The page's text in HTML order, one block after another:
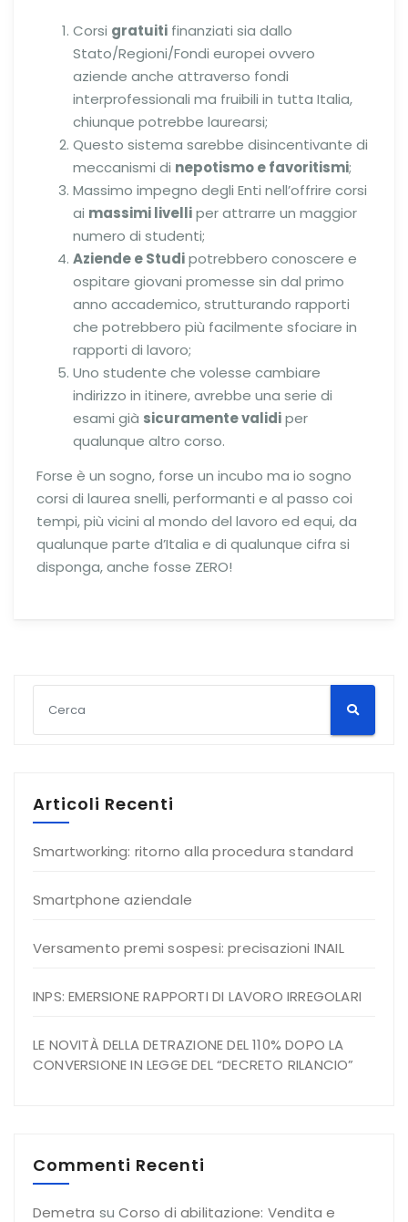
Corsi gratuiti finanziati sia dallo
Stato/Regioni/Fondi europei ovvero
aziende anche attraverso fondi
interprofessionali ma fruibili in tutta Italia,
chiunque potrebbe laurearsi;
Questo sistema sarebbe disincentivante di
meccanismi di nepotismo e favoritismi;
Massimo impegno degli Enti nell’offrire corsi
ai massimi livelliper attrarre un maggior
numero di studenti;
Aziende e Studipotrebbero conoscere e
ospitare giovani promesse sin dal primo
anno accademico, strutturando rapporti
che potrebbero più facilmente sfociare in
rapporti di lavoro;
Uno studente che volesse cambiare
indirizzo in itinere, avrebbe una serie di
esami già sicuramente validiper
qualunque altro corso.
Forse è un sogno, forse un incubo ma io sogno
corsi di laurea snelli, performanti e al passo coi
tempi, più vicini al mondo del lavoro ed equi, da
qualunque parte d’Italia e di qualunque cifra si
disponga, anche fosse ZERO!
Articoli Recenti
Smartworking: ritorno alla procedura standard
Smartphone aziendale
Versamento premi sospesi: precisazioni INAIL
INPS: EMERSIONE RAPPORTI DI LAVORO IRREGOLARI
LE NOVITÀ DELLA DETRAZIONE DEL 110% DOPO LA
CONVERSIONE IN LEGGE DEL “DECRETO RILANCIO”
Commenti Recenti
Demetra suCorso di abilitazione: Vendita e